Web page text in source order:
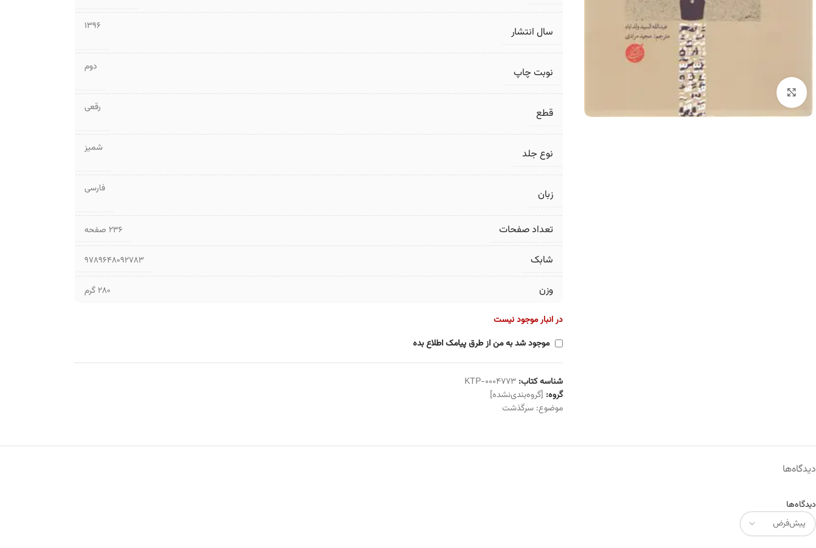
برای بزرگنمایی کلیک کنید
سال انتشار 1396
نوبت چاپ دوم
قطع رقعی
نوع جلد شمیز
زبان فارسی
تعداد صفحات ۲۳۶ صفحه
شابک 9789648092783
وزن 280 گرم
در انبار موجود نیست
موجود شد به من از طرق پیامک اطلاع بده
شناسه کتاب:KTP-0004773
گروه: [گروه‌بندی‌نشده]
موضوع:سرگذشت
دیدگاه‌ها
دیدگاه‌ها